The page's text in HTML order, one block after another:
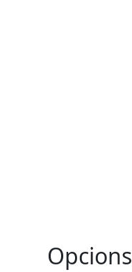
Opcions